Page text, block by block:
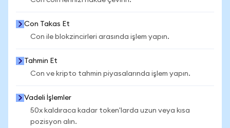
Con Takas Et
Con ile blokzincirleri arasında işlem yapın.
Tahmin Et
Con ve kripto tahmin piyasalarında işlem yapın.
Vadeli İşlemler
50x kaldıraca kadar token'larda uzun veya kısa
pozisyon alın.